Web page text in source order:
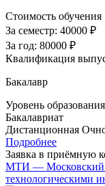
Стоимость обучения
За семестр: 40000 ₽
За год: 80000 ₽
Квалификация
Бакалавр
Уровень образования
Бакалавриат
Дистанционная
Подробнее
Заявка в приёмную
МТИ — Московский
технологическими